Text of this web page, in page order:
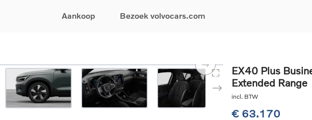
Aankoop
EX30
EX40
EC40
Elektrische auto's
Plug-inhybride auto's
Mild hybrid auto's
Bezoek volvocars.com
Stel uw wagen samen
Tijdelijke aanbiedingen
Gecertificeerde
Financieren
Verzekeringen
Boek een onderhoud
Onderhoud & herstellingen
Overname van uw auto
EX40 Plus
Extended Range
incl. BTW
€ 63.170